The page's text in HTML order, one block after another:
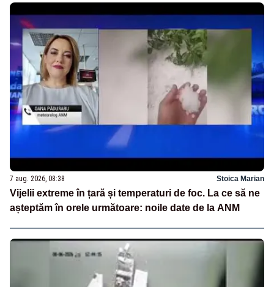
7 aug. 2026, 08:38 Stoica Marian
Vijelii extreme în țară și temperaturi de foc. La ce să ne
așteptăm în orele următoare: noile date de la ANM